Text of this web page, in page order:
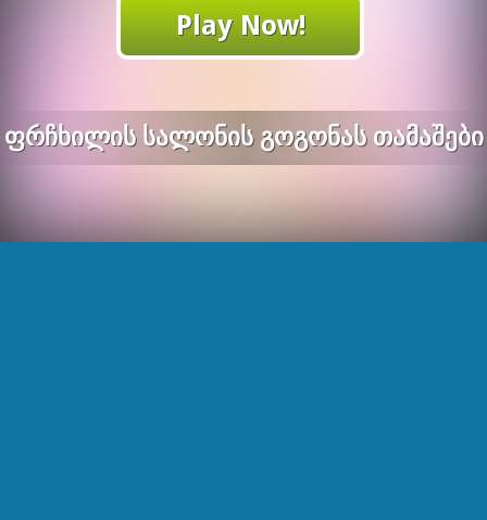
Play Now!
Ფრჩხილის Სალონის Გოგონას Თამაშები